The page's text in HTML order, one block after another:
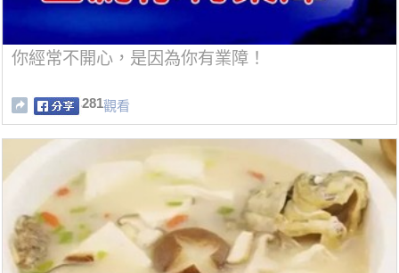
你經常不開心，是因為你有業障！
281觀看